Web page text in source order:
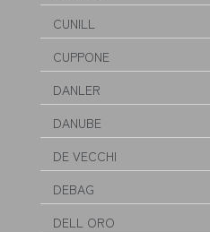
CUNILL
CUPPONE
DANLER
DANUBE
DE VECCHI
DEBAG
DELL ORO